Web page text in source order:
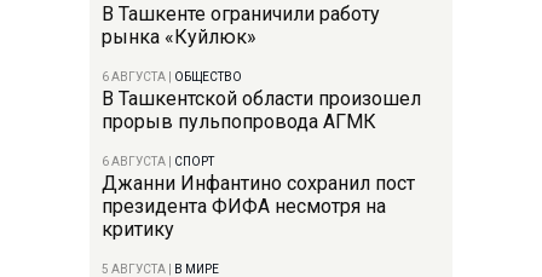
В Ташкенте ограничили работу
рынка «Куйлюк»
6 АВГУСТА ОБЩЕСТВО
В Ташкентской области произошел
прорыв пульпопровода АГМК
6 АВГУСТА СПОРТ
Джанни Инфантино сохранил пост
президента ФИФА несмотря на
критику
5 АВГУСТА В МИРЕ